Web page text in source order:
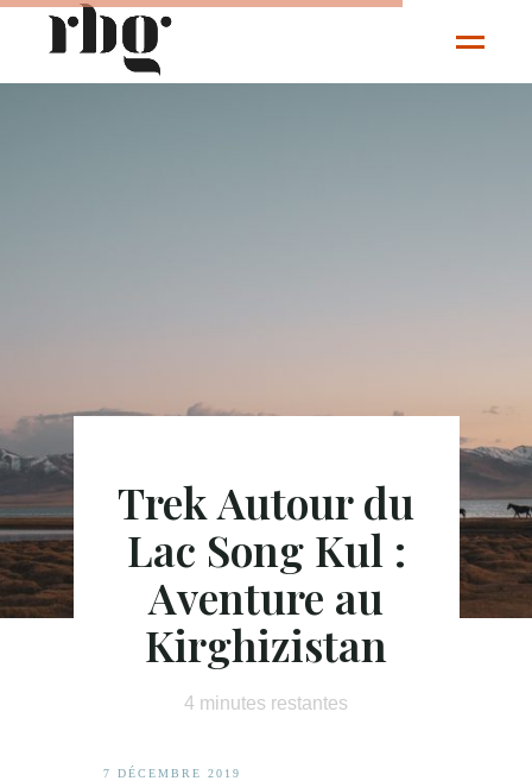
Trek Autour du
Lac Song Kul :
Aventure au
Kirghizistan
4 minutes restantes
7 DÉCEMBRE 2019